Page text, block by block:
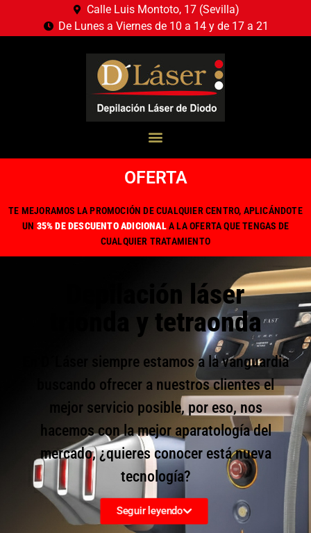
Calle Luis Montoto, 17 (Sevilla)
De Lunes a Viernes de 10 a 14 y de 17 a 21
OFERTA
TE MEJORAMOS LA PROMOCIÓN DE CUALQUIER CENTRO, APLICÁNDOTE
UN 35% DE DESCUENTO ADICIONALA LA OFERTA QUE TENGAS DE
CUALQUIER TRATAMIENTO
Depilación láser
trionda y tetraonda
En D´Láser siempre estamos a la vanguardia
buscando ofrecer a nuestros clientes el
mejor servicio posible, por eso, nos
hacemos con la mejor aparatología del
mercado, ¿quieres conocer está nueva
tecnología?
Seguir leyendo